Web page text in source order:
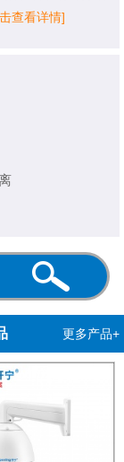
查看详情]
更多产品+